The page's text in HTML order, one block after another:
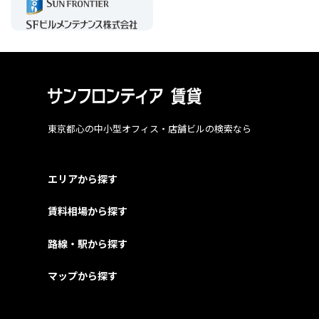
東京都心の中小型オフィス・店舗ビルの検索なら
エリアから探す
賃料相場から探す
路線・駅から探す
マップから探す